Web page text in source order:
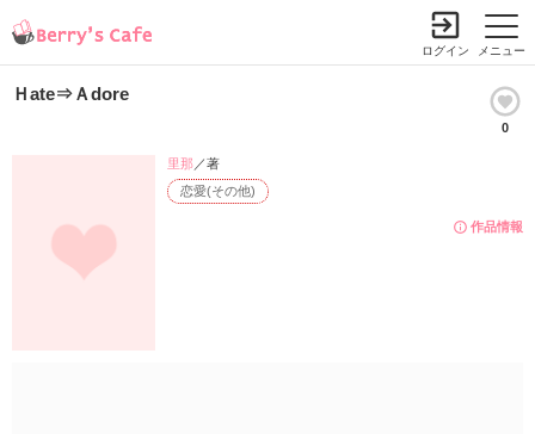
メニュー
ログイン
Ｈate⇒Ａdore
0
作品情報
恋愛(その他)
里那／著